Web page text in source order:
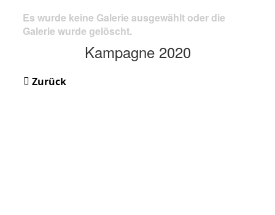
Es wurde keine Galerie ausgewählt oder die
Galerie wurde gelöscht.
Kampagne 2020
Zurück